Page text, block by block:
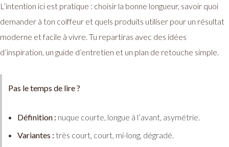
L’intention ici est pratique : choisir la bonne longueur, savoir quoi
demander à ton coiffeur et quels produits utiliser pour un résultat
moderne et facile à vivre. Tu repartiras avec des idées
d’inspiration, un guide d’entretien et un plan de retouche simple.
Pas le temps de lire ?
Définition : nuque courte, longue à l’avant, asymétrie.
Variantes : très court, court, mi-long, dégradé.